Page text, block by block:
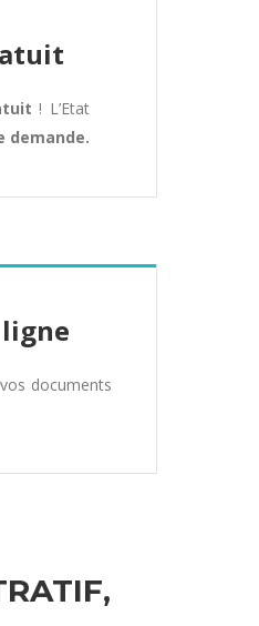
! L’Etat
demande.
documents